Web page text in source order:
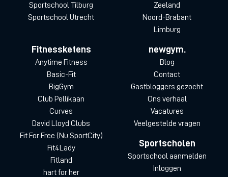
Sportschool Tilburg
Sportschool Utrecht
Zeeland
Noord-Brabant
Limburg
Fitnessketens
Anytime Fitness
Basic-Fit
BigGym
Club Pellikaan
Curves
David Lloyd Clubs
Fit For Free (Nu SportCity)
Fit4Lady
Fitland
hart for her
newgym.
Blog
Contact
Gastbloggers gezocht
Ons verhaal
Vacatures
Veelgestelde vragen
Sportscholen
Sportschool aanmelden
Inloggen